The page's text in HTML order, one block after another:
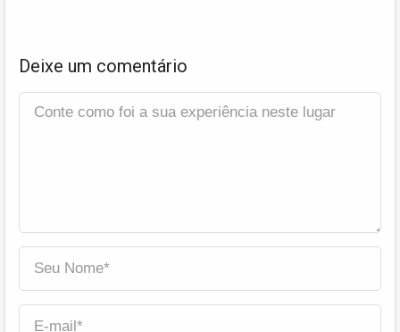
Deixe um comentário